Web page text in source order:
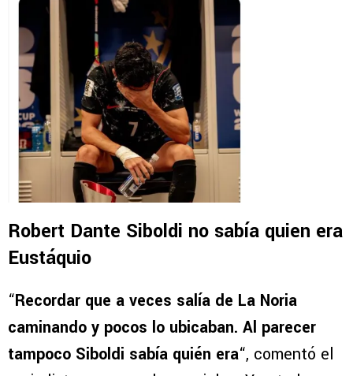
Robert Dante Siboldi no sabía quien era
Eustáquio
“Recordar que a veces salía de La Noria
caminando y pocos lo ubicaban. Al parecer
tampoco Siboldi sabía quién era“, comentó el